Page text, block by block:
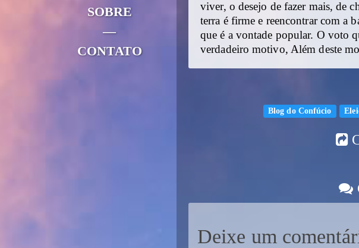
SOBRE
—
CONTATO
viver, o desejo de fazer mais, de
terra é firme e reencontrar com a
que é a vontade popular. O voto
verdadeiro motivo, Além deste
Blog do Confúcio
Deixe um